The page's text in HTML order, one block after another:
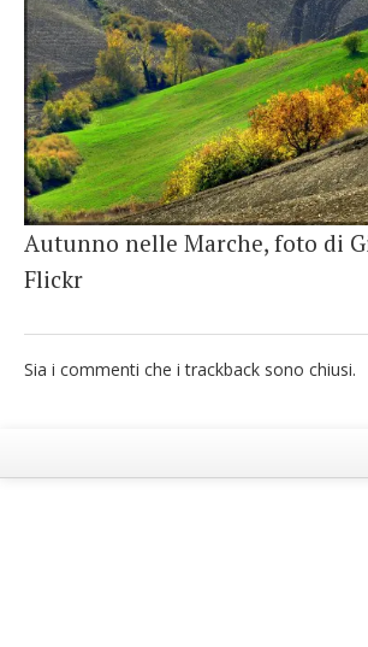
English
Spanish
French
Italiano
Autunno nelle Marche, foto di
Flickr
Sia i commenti che i trackback sono chiusi.